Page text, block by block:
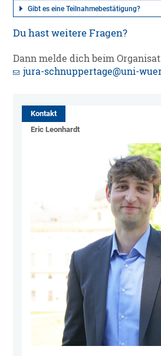
Gibt es eine Teilnahmebestätigung?
Du hast weitere Fragen?
Dann melde dich beim
jura-schnuppertage@uni-
Kontakt
Eric Leonhardt